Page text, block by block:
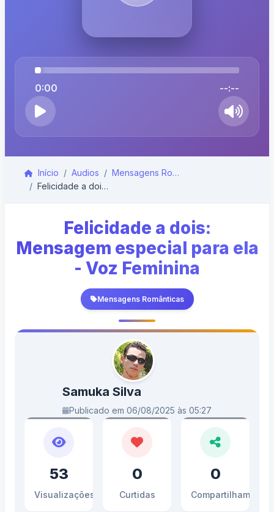
0:00 --:--
Início Audios
Mensagens Românticas
Felicidade a dois: Mensagem especial para ela - Vo...
Felicidade a dois:
Mensagem especial para ela
- Voz Feminina
Mensagens Românticas
Samuka Silva
Publicado em 06/08/2025 às 05:27
53
Visualizações
0
Curtidas
0
Compartilhamentos